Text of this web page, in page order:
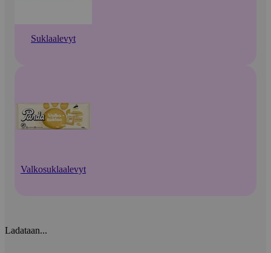
Suklaalevyt
Valkosuklaalevyt
Ladataan...